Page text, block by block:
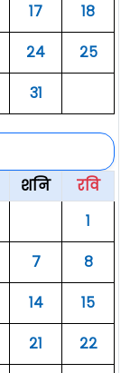
१७
१८
२४
२५
३१
शनि
रवि
१
७
८
१४
१५
२१
२२